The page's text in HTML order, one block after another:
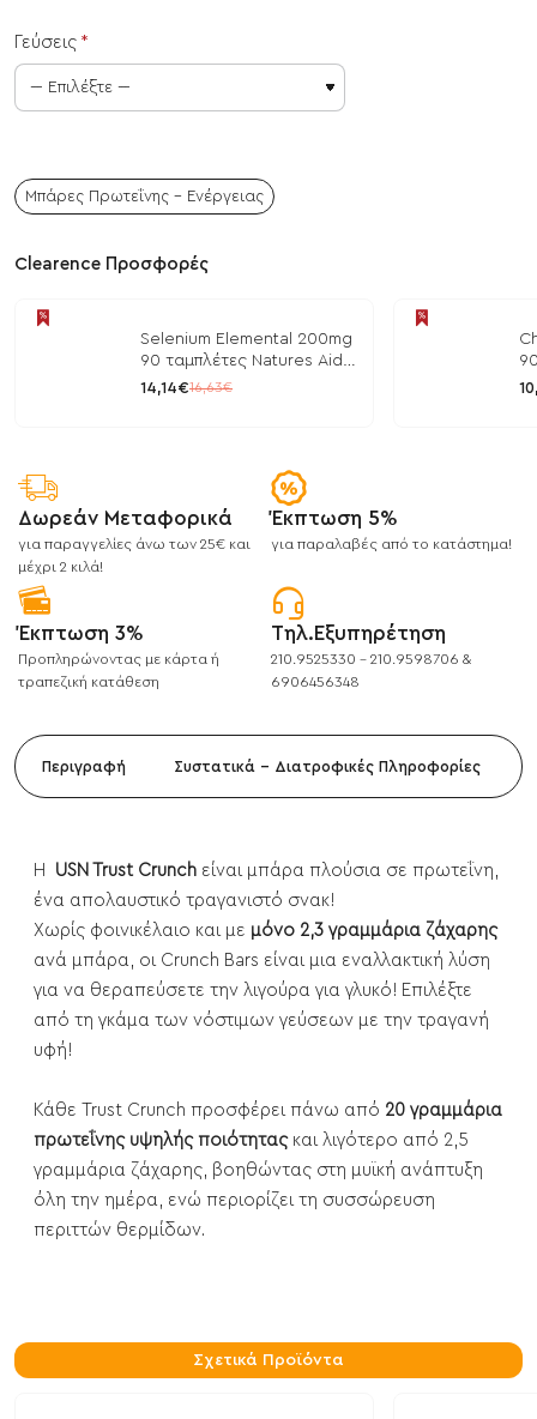
Γεύσεις
Μπάρες Πρωτεΐνης - Ενέργειας
Clearence Προσφορές
Selenium Elemental 200mg
90 ταμπλέτες Natures Aid
/ Μέταλλα
14,14€16,63€
/
Δωρεάν Μεταφορικά
για παραγγελίες άνω των 25€ και
μέχρι 2 κιλά!
Έκπτωση 5%
για παραλαβές από το κατάστημα!
Έκπτωση 3%
Προπληρώνοντας με κάρτα ή
τραπεζική κατάθεση
Τηλ.Εξυπηρέτηση
210.9525330 - 210.9598706 &
6906456348
Περιγραφή Συστατικά - Διατροφικές Πληροφορίες
Η USN Trust Crunch είναι μπάρα πλούσια σε πρωτεΐνη,
ένα απολαυστικό τραγανιστό σνακ!
Χωρίς φοινικέλαιο και με μόνο 2,3 γραμμάρια ζάχαρης
ανά μπάρα, οι Crunch Bars είναι μια εναλλακτική λύση
για να θεραπεύσετε την λιγούρα για γλυκό! Επιλέξτε
από τη γκάμα των νόστιμων γεύσεων με την τραγανή
υφή!
Κάθε Trust Crunch προσφέρει πάνω από 20 γραμμάρια
πρωτεΐνης υψηλής ποιότηταςκαι λιγότερο από 2,5
γραμμάρια ζάχαρης, βοηθώντας στη μυϊκή ανάπτυξη
όλη την ημέρα, ενώ περιορίζει τη συσσώρευση
περιττών θερμίδων.
Σχετικά Προϊόντα